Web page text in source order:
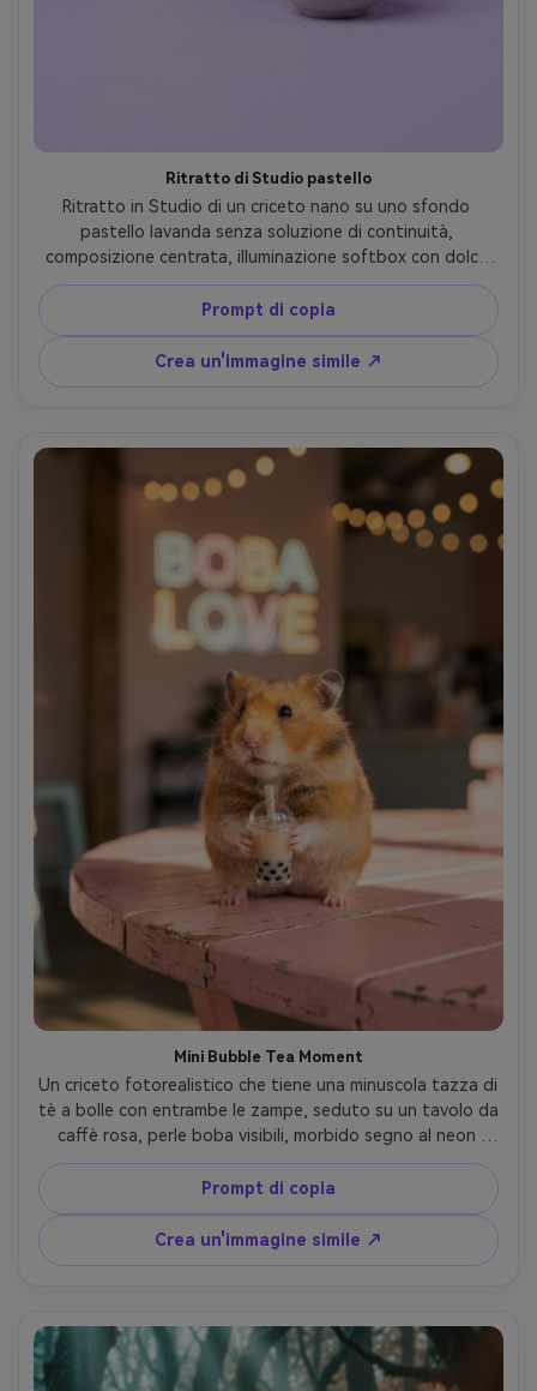
Ritratto di Studio pastello
Ritratto in Studio di un criceto nano su uno sfondo
pastello lavanda senza soluzione di continuità,
composizione centrata, illuminazione softbox con dolce
caduta dell'ombra, ribalti nitidi negli occhi, look pulito e
high-key, scattato su Nikon Z8 85mm f/2, alta risoluzione,
trama fotorealistica della pelliccia, oggetti di scena
minimali, moderna estetica Instagram- -ar 4:5
Prompt di copia
Crea un'immagine simile ↗
Mini Bubble Tea Moment
Un criceto fotorealistico che tiene una minuscola tazza di
tè a bolle con entrambe le zampe, seduto su un tavolo da
caffè rosa, perle boba visibili, morbido segno al neon
luminoso sullo sfondo, carino e alla moda vibe, scattato
su Fujifilm GFX100S 80mm, profondità di campo bassa,
baffi affilati, highlights caldi, composizione stile prodotto
lifestyle- -ar 4:5
Prompt di copia
Crea un'immagine simile ↗